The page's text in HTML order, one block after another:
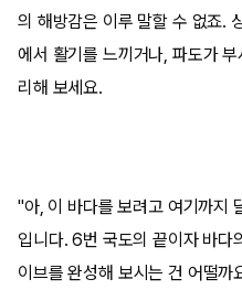
의 해방감은 이루 말할 수 없죠.
에서 활기를 느끼거나, 파도가
리해 보세요.
"아, 이 바다를 보려고 여기까지
입니다. 6번 국도의 끝이자 바다
이브를 완성해 보시는 건 어떨까